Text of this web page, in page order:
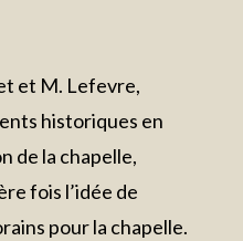
et M. Lefevre,
historiques en
de la chapelle,
fois l’idée de
pour la chapelle.